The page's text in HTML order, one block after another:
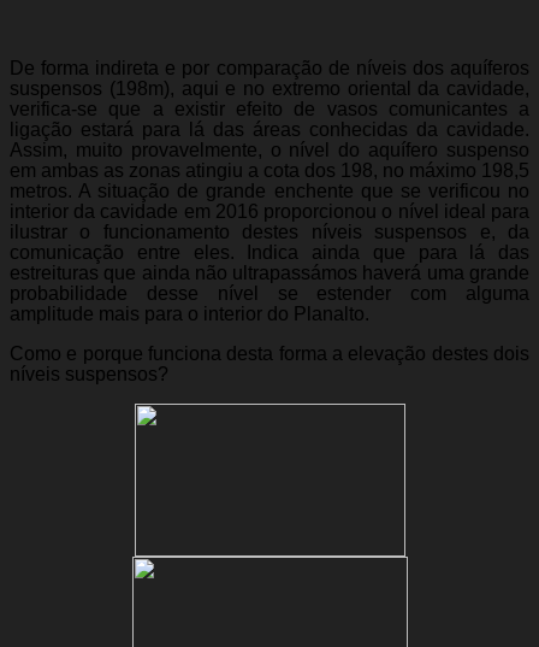
De forma indireta e por comparação de níveis dos aquíferos
suspensos (198m), aqui e no extremo oriental da cavidade,
verifica-se que a existir efeito de vasos comunicantes a
ligação estará para lá das áreas conhecidas da cavidade.
Assim, muito provavelmente, o nível do aquífero suspenso
em ambas as zonas atingiu a cota dos 198, no máximo 198,5
metros. A situação de grande enchente que se verificou no
interior da cavidade em 2016 proporcionou o nível ideal para
ilustrar o funcionamento destes níveis suspensos e, da
comunicação entre eles. Indica ainda que para lá das
estreituras que ainda não ultrapassámos haverá uma grande
probabilidade desse nível se estender com alguma
amplitude mais para o interior do Planalto.
Como e porque funciona desta forma a elevação destes dois
níveis suspensos?